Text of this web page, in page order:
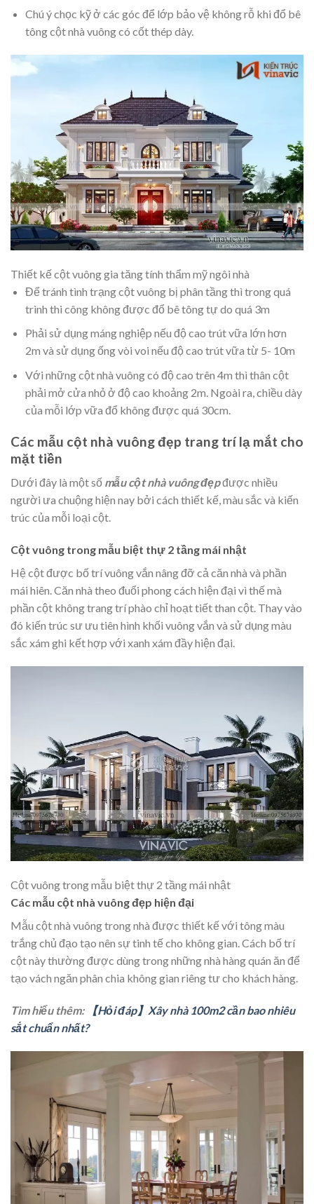
Chú ý chọc kỹ ở các góc để lớp bảo vệ không rỗ khi đổ bê
tông cột nhà vuông có cốt thép dày.
Thiết kế cột vuông gia tăng tính thẩm mỹ ngôi nhà
Để tránh tình trạng cột vuông bị phân tầng thì trong quá
trình thi công không được đổ bê tông tự do quá 3m
Phải sử dụng máng nghiệp nếu độ cao trút vữa lớn hơn
2m và sử dụng ống vòi voi nếu độ cao trút vữa từ 5- 10m
Với những cột nhà vuông có độ cao trên 4m thì thân cột
phải mở cửa nhỏ ở độ cao khoảng 2m. Ngoài ra, chiều dày
của mỗi lớp vữa đổ không được quá 30cm.
Các mẫu cột nhà vuông đẹp trang trí lạ mắt cho
mặt tiền
Dưới đây là một số mẫu cột nhà vuông đẹpđược nhiều
người ưa chuộng hiện nay bởi cách thiết kế, màu sắc và kiến
trúc của mỗi loại cột.
Cột vuông trong mẫu biệt thự 2 tầng mái nhật
Hệ cột được bố trí vuông vắn nâng đỡ cả căn nhà và phần
mái hiên. Căn nhà theo đuổi phong cách hiện đại vì thế mà
phần cột không trang trí phào chỉ hoạt tiết than cột. Thay vào
đó kiến trúc sư ưu tiên hình khối vuông vắn và sử dụng màu
sắc xám ghi kết hợp với xanh xám đầy hiện đại.
Cột vuông trong mẫu biệt thự 2 tầng mái nhật
Các mẫu cột nhà vuông đẹp hiện đại
Mẫu cột nhà vuông trong nhà được thiết kế với tông màu
trắng chủ đạo tạo nên sự tinh tế cho không gian. Cách bố trí
cột này thường được dùng trong những nhà hàng quán ăn để
tạo vách ngăn phân chia không gian riêng tư cho khách hàng.
Tìm hiểu thêm:
【Hỏi đáp】Xây nhà 100m2 cần bao nhiêu
sắt chuẩn nhất?